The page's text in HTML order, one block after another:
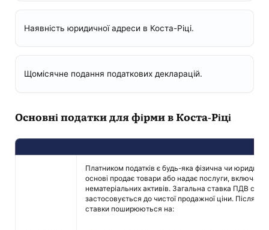
Наявність юридичної адреси в Коста-Ріці.
Щомісячне подання податкових декларацій.
Основні податки для фірми в Коста-Ріці
Платником податків є будь-яка фізична чи
основі продає товари або надає послуги,
нематеріальних активів. Загальна ставка ПДВ
застосовується до чистої продажної ціни. Після
ставки поширюються на: